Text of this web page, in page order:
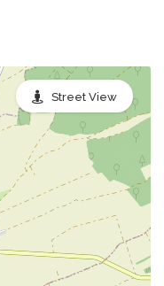
Street View